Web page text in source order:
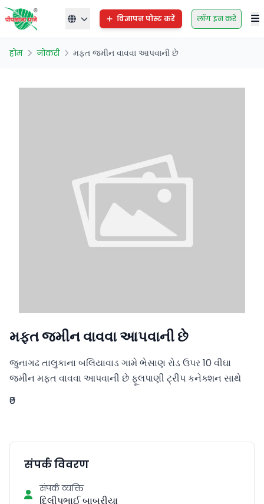
विज्ञापन पोस्ट करें लॉग इन करें
होम नोकरी મફત જમીન વાવવા આપવાની છે
મફત જમીન વાવવા આપવાની છે
જુનાગઢ તાલુકાના બલિયાવાડ ગામે ભેસાણ રોડ ઉપર 10 વીઘા
જમીન મફત વાવવા આપવાની છે ફૂલપાણી ટ્રીપ કનેક્શન સાથે
₹0
संपर्क विवरण
संपर्क व्यक्ति
દિલીપભાઈ બાબરીયા